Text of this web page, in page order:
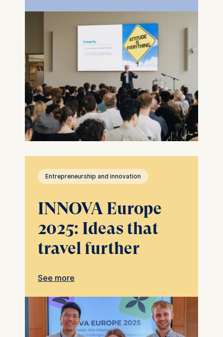
Entrepreneurship and innovation
INNOVA Europe
2025: Ideas that
travel further
See more